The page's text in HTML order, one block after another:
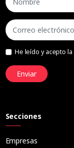
He leído y acepto la
Enviar
Secciones
Empresas